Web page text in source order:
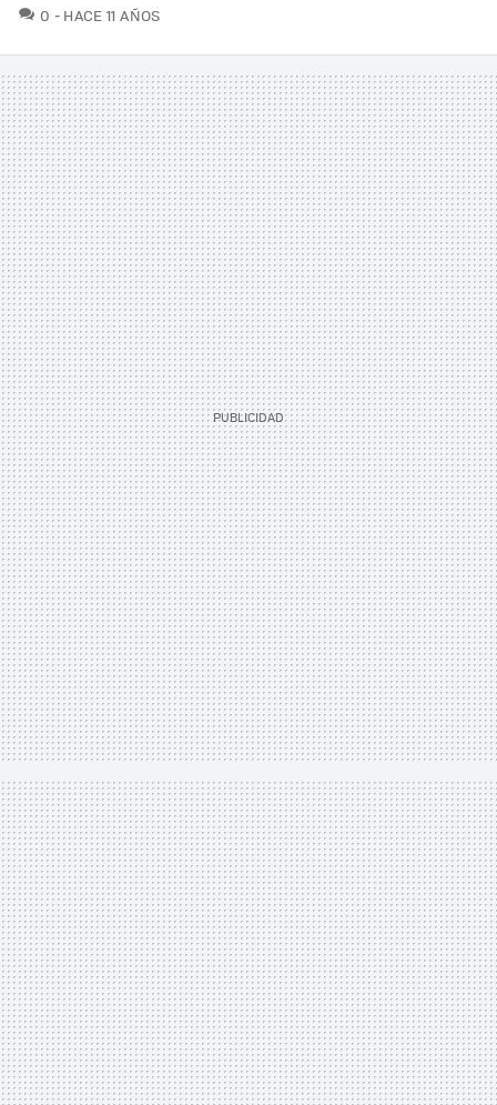
0 COMENTARIOS
HACE 11 AÑOS